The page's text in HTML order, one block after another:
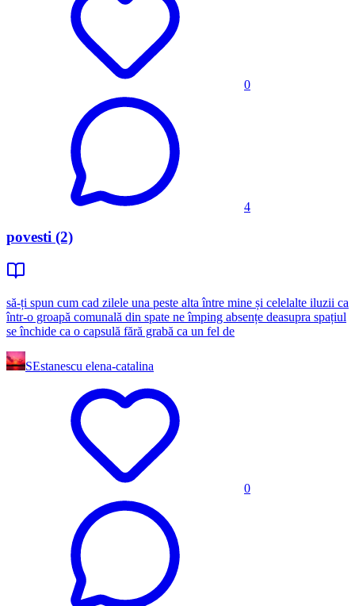
0
4
povesti (2)
să-ți spun cum cad zilele una peste alta între mine și celelalte iluzii ca
într-o groapă comunală din spate ne împing absențe deasupra spațiul
se închide ca o capsulă fără grabă ca un fel de
SEstanescu elena-catalina
0